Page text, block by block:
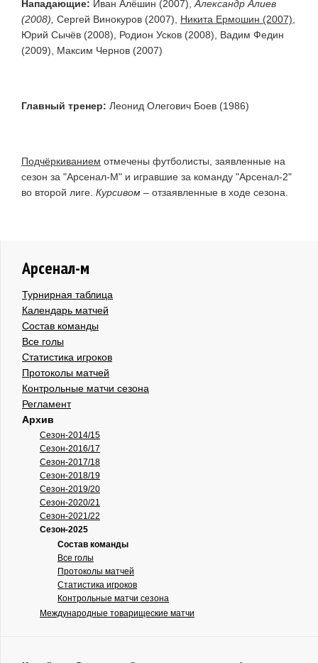
Нападающие: Иван Алёшин (2007), Александр Алиев
(2008), Сергей Винокуров (2007), Никита Ермошин (2007)
Юрий Сычёв (2008), Родион Усков (2008), Вадим Федин
(2009), Максим Чернов (2007)
Главный тренер: Леонид Олегович Боев (1986)
Подчёркиванием отмечены футболисты, заявленные на
сезон за "Арсенал-М" и игравшие за команду "Арсенал-2"
во второй лиге. Курсивом – отзаявленные в ходе сезона.
Арсенал-м
Турнирная таблица
Календарь матчей
Состав команды
Все голы
Статистика игроков
Протоколы матчей
Контрольные матчи сезона
Регламент
Архив
Сезон-2014/15
Сезон-2016/17
Сезон-2017/18
Сезон-2018/19
Сезон-2019/20
Сезон-2020/21
Сезон-2021/22
Сезон-2025
Состав команды
Все голы
Протоколы матчей
Статистика игроков
Контрольные матчи сезона
Международные товарищеские матчи